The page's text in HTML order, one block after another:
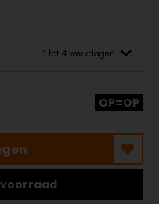
3 tot 4 werkdagen
OP=OP